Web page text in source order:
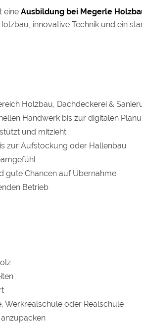
eine Ausbildung bei Megerle
innovative Technik und ein
Holzbau, Dachdeckerei &
Handwerk bis zur digitalen
und mitzieht
zur Aufstockung oder Hallenbau
Chancen auf Übernahme
Betrieb
Werkrealschule oder Realschule